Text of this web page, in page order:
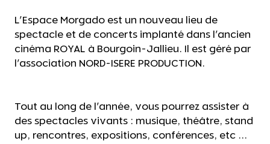
L'Espace Morgado est un nouveau lieu de
spectacle et de concerts implanté dans l'ancien
cinéma ROYAL à Bourgoin-Jallieu. Il est géré par
l'association NORD-ISERE PRODUCTION.
Tout au long de l'année, vous pourrez assister à
des spectacles vivants : musique, théâtre, stand
up, rencontres, expositions, conférences, etc ...